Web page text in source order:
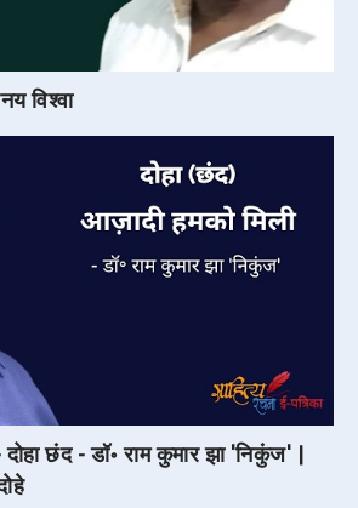
विश्वा
छंद - डॉ॰ राम कुमार झा 'निकुंज' |